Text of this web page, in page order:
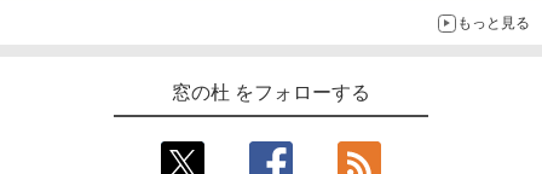
もっと見る
窓の杜 をフォローする